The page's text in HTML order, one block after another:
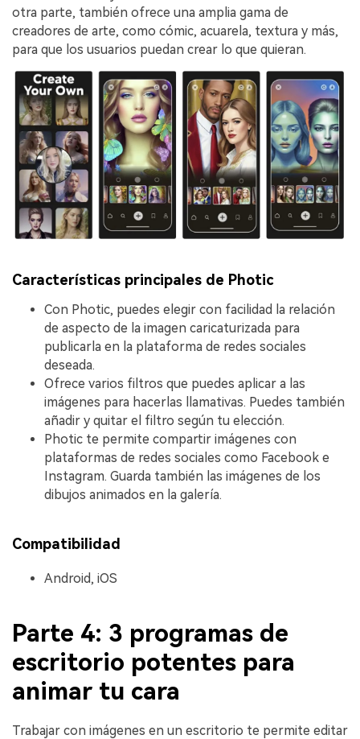
otra parte, también ofrece una amplia gama de
creadores de arte, como cómic, acuarela, textura y más,
para que los usuarios puedan crear lo que quieran.
Características principales de Photic
Con Photic, puedes elegir con facilidad la relación
de aspecto de la imagen caricaturizada para
publicarla en la plataforma de redes sociales
deseada.
Ofrece varios filtros que puedes aplicar a las
imágenes para hacerlas llamativas. Puedes también
añadir y quitar el filtro según tu elección.
Photic te permite compartir imágenes con
plataformas de redes sociales como Facebook e
Instagram. Guarda también las imágenes de los
dibujos animados en la galería.
Compatibilidad
Android, iOS
Parte 4: 3 programas de
escritorio potentes para
animar tu cara
Trabajar con imágenes en un escritorio te permite editar